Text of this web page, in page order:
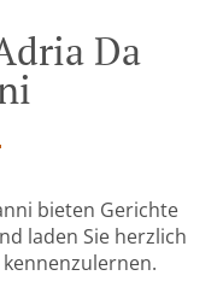
Da
bieten Gerichte
laden Sie herzlich